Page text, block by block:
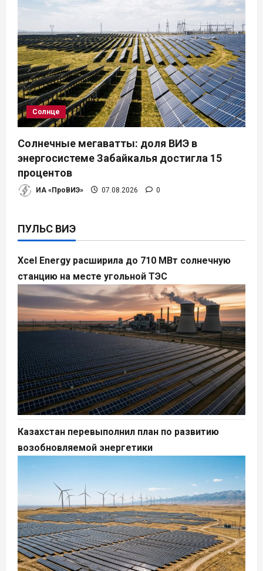
Солнце
Солнечные мегаватты: доля ВИЭ в
энергосистеме Забайкалья достигла 15
процентов
ИА «ПроВИЭ» 07.08.2026 0
ПУЛЬС ВИЭ
Xcel Energy расширила до 710 МВт солнечную
станцию на месте угольной ТЭС
Казахстан перевыполнил план по развитию
возобновляемой энергетики